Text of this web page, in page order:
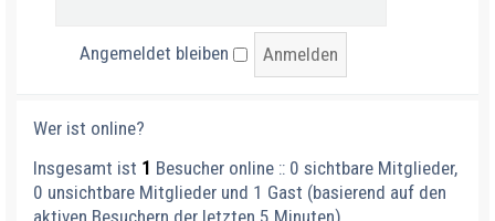
Angemeldet bleiben
Wer ist online?
Insgesamt ist 1 Besucher online :: 0 sichtbare Mitglieder,
0 unsichtbare Mitglieder und 1 Gast (basierend auf den
aktiven Besuchern der letzten 5 Minuten)